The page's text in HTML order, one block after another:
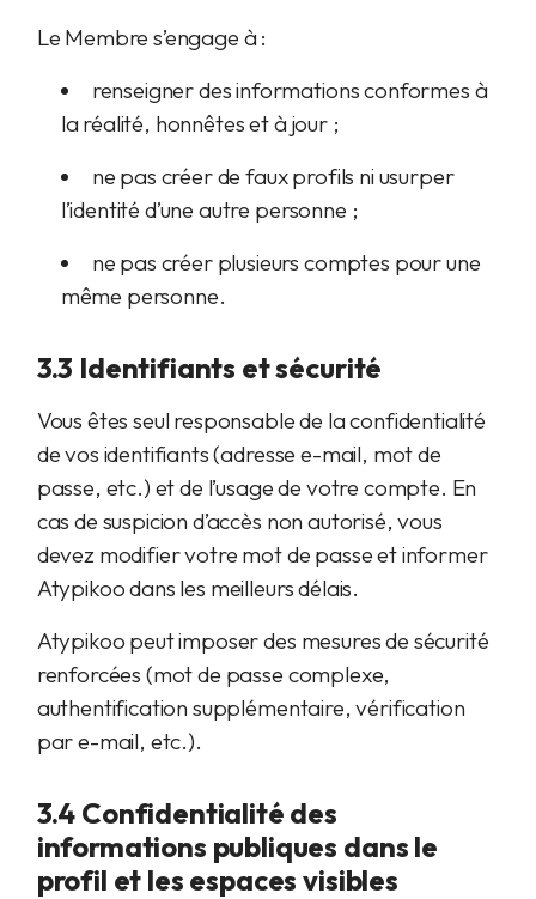
Le Membre s’engage à :
renseigner des informations conformes à
la réalité, honnêtes et à jour ;
ne pas créer de faux profils ni usurper
l’identité d’une autre personne ;
ne pas créer plusieurs comptes pour une
même personne.
3.3 Identifiants et sécurité
Vous êtes seul responsable de la confidentialité
de vos identifiants (adresse e-mail, mot de
passe, etc.) et de l’usage de votre compte. En
cas de suspicion d’accès non autorisé, vous
devez modifier votre mot de passe et informer
Atypikoo dans les meilleurs délais.
Atypikoo peut imposer des mesures de sécurité
renforcées (mot de passe complexe,
authentification supplémentaire, vérification
par e-mail, etc.).
3.4 Confidentialité des
informations publiques dans le
profil et les espaces visibles